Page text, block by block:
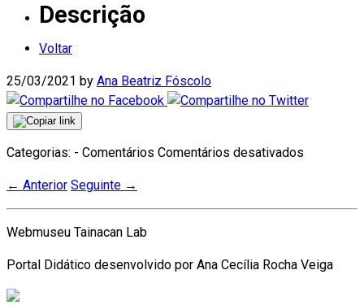
Descrição
Voltar
25/03/2021 by Ana Beatriz Fóscolo
Categorias: - Comentários Comentários desativados
← Anterior Seguinte →
Webmuseu Tainacan Lab
Portal Didático desenvolvido por Ana Cecília Rocha Veiga